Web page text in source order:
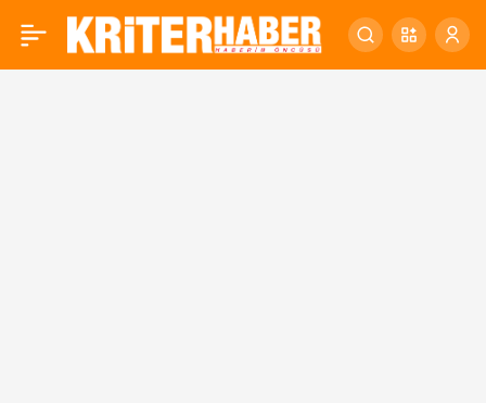
ÇOCUKLAR ARA TATİLDE 0